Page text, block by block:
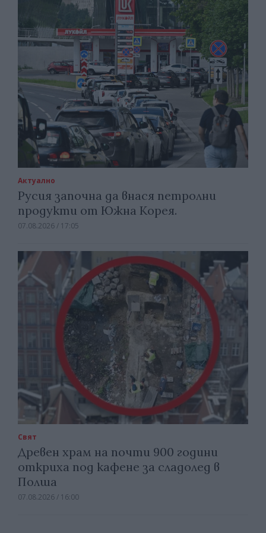
Актуално
Русия започна да внася петролни
продукти от Южна Корея.
07.08.2026 / 17:05
Свят
Древен храм на почти 900 години
откриха под кафене за сладолед в
Полша
07.08.2026 / 16:00